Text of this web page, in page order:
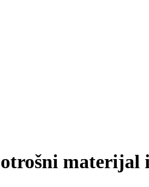
materijal i